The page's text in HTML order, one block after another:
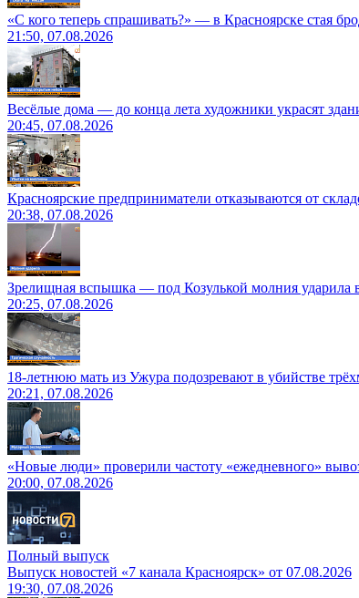
«С кого теперь спрашивать?» — в Красноярске стая
21:50, 07.08.2026
Весёлые дома — до конца лета художники украсят
20:45, 07.08.2026
Красноярские предприниматели отказываются от
20:38, 07.08.2026
Зрелищная вспышка — под Козулькой молния ударила
20:25, 07.08.2026
18-летнюю мать из Ужура подозревают в убийстве
20:21, 07.08.2026
«Новые люди» проверили частоту «ежедневного»
20:00, 07.08.2026
Полный выпуск
Выпуск новостей «7 канала Красноярск» от 07.08.2026
19:30, 07.08.2026